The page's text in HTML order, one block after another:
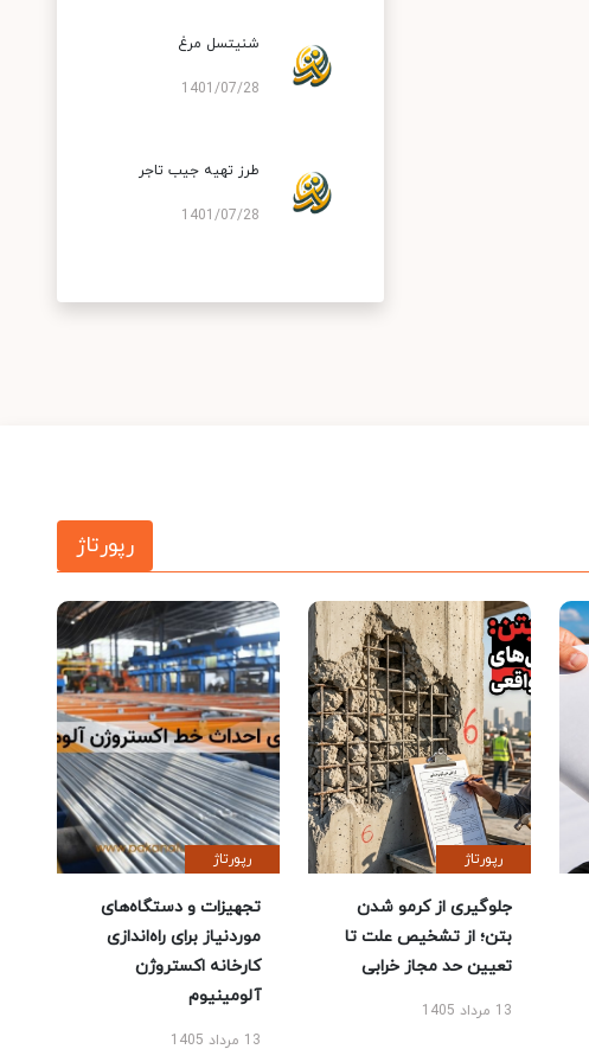
شنیتسل مرغ
1401/07/28
طرز تهیه جیب تاجر
1401/07/28
رپورتاژ
رپورتاژ
جلوگیری از کرمو شدن
بتن؛ از تشخیص علت تا
تعیین حد مجاز خرابی
13 مرداد 1405
رپورتاژ
تجهیزات و دستگاه‌های
موردنیاز برای راه‌اندازی
کارخانه اکستروژن
آلومینیوم
13 مرداد 1405